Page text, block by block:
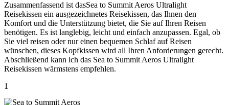
Zusammenfassend ist dasSea to Summit Aeros Ultralight
Reisekissen ein ausgezeichnetes Reisekissen, das Ihnen den
Komfort und die Unterstützung bietet, die Sie auf Ihren Reisen
benötigen. Es ist langlebig, leicht und einfach anzupassen. Egal, ob
Sie viel reisen oder nur einen bequemen Schlaf auf Reisen
wünschen, dieses Kopfkissen wird all Ihren Anforderungen gerecht.
Abschließend kann ich das Sea to Summit Aeros Ultralight
Reisekissen wärmstens empfehlen.
1